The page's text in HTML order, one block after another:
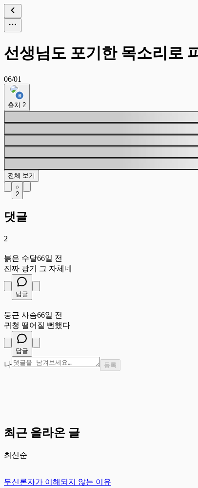
선생님도 포기한 목소리로
06/01
출처 2
전체 보기
2
댓글
2
붉은 수달66일 전
진짜 광기 그 자체네
답글
둥근 사슴66일 전
귀청 떨어질 뻔했다
답글
나 등록
최근 올라온 글
최신순
무신론자가 이해되지 않는 이유